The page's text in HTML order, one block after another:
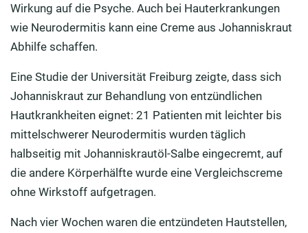
Wirkung auf die Psyche. Auch bei Hauterkrankungen
wie Neurodermitis kann eine Creme aus Johanniskraut
Abhilfe schaffen.
Eine Studie der Universität Freiburg zeigte, dass sich
Johanniskraut zur Behandlung von entzündlichen
Hautkrankheiten eignet: 21 Patienten mit leichter bis
mittelschwerer Neurodermitis wurden täglich
halbseitig mit Johanniskrautöl-Salbe eingecremt, auf
die andere Körperhälfte wurde eine Vergleichscreme
ohne Wirkstoff aufgetragen.
Nach vier Wochen waren die entzündeten Hautstellen,